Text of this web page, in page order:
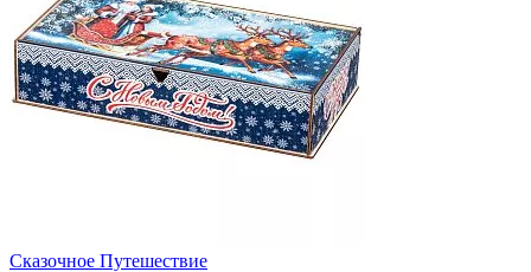
Сказочное Путешествие